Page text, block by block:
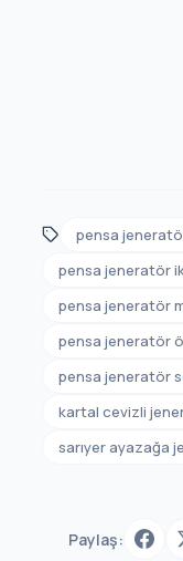
pensa
pensa jeneratör
pensa jeneratör
pensa jeneratör
pensa jeneratör
kartal cevizli
sarıyer ayazağa
Paylaş: